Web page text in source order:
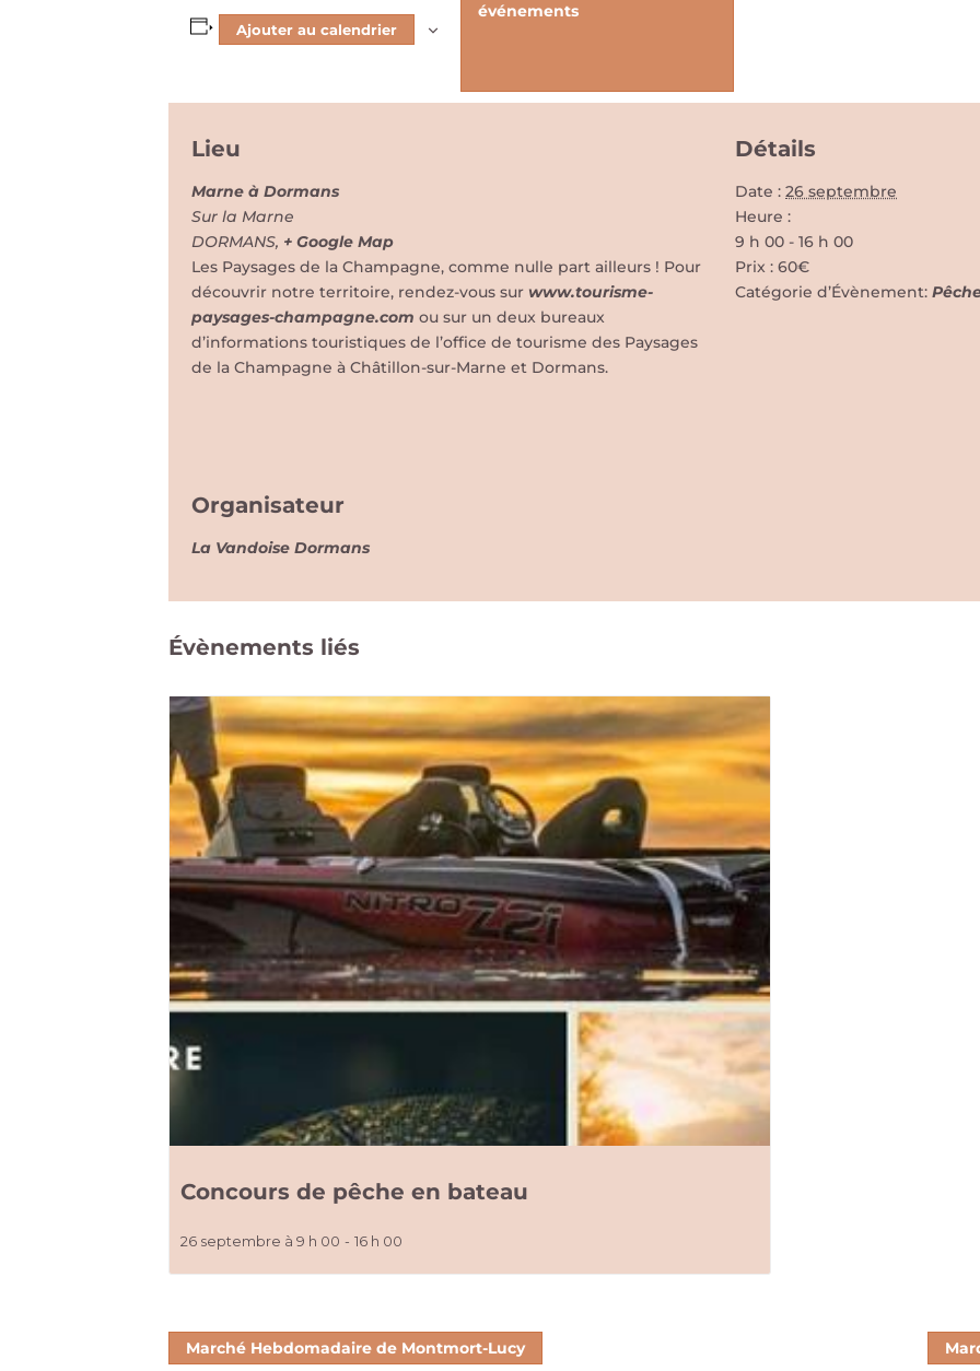
Ajouter au calendrier
Détails
Date : 26 septembre
Heure :
9 h 00 - 16 h 00
Prix : 60€
Catégorie d’Évènement:
Lieu
Marne à Dormans
Sur la Marne
DORMANS, + Google Map
Les Paysages de la Champagne, comme nulle part ailleurs ! Pour
découvrir notre territoire, rendez-vous sur www.tourisme-
paysages-champagne.com ou sur un deux bureaux
d’informations touristiques de l’office de tourisme des Paysages
de la Champagne à Châtillon-sur-Marne et Dormans.
Organisateur
La Vandoise Dormans
Évènements liés
Concours de pêche en bateau
26 septembre à 9 h 00 - 16 h 00
événements
Marché Hebdomadaire de Montmort-Lucy